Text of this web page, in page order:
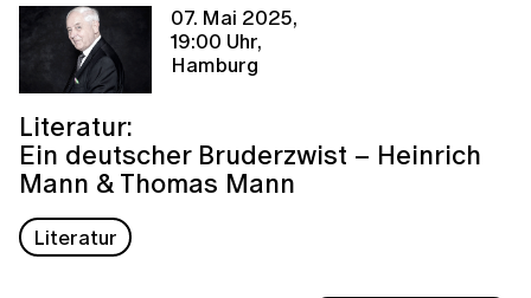
07. Mai 2025,
19:00 Uhr,
Hamburg
Literatur:
Ein deutscher Bruderzwist – Heinrich
Mann & Thomas Mann
Literatur